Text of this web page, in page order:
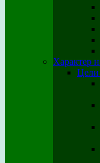
Характер
Цели